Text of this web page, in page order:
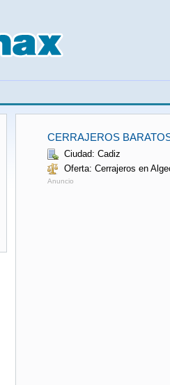
CERRAJEROS
Ciudad: Cadiz
Oferta: Cerrajeros en
Anuncio